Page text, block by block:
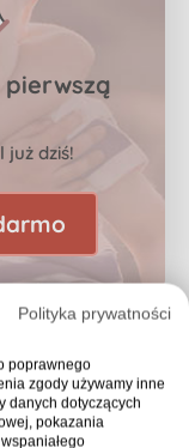
pierwszą
już dziś!
Polityka prywatności
poprawnego
zgody używamy inne
danych dotyczących
pokazania